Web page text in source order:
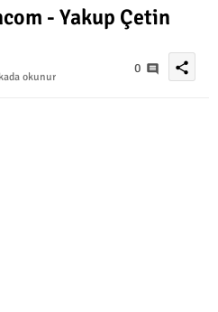
- Yakup Çetin
okunur
0 share